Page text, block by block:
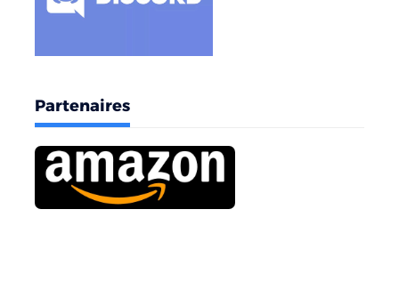
Partenaires